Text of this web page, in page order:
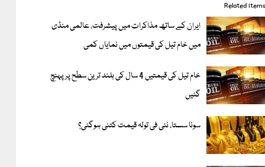
Related items
ایران کے ساتھ مذاکرات میں پیشرفت، عالمی منڈی
میں خام تیل کی قیمتوں میں نمایاں کمی
خام تیل کی قیمتیں 4 سال کی بلند ترین سطح پر پہنچ
گئیں
سونا سستا، نئی فی تولہ قیمت کتنی ہوگئی؟